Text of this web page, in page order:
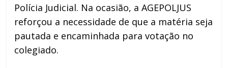
Polícia Judicial. Na ocasião, a AGEPOLJUS
reforçou a necessidade de que a matéria seja
pautada e encaminhada para votação no
colegiado.